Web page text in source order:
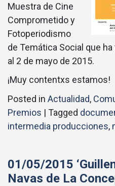
Muestra de Cine
Comprometido y
Fotoperiodismo
de Temática Social que
al 2 de mayo de 2015.
¡Muy contentxs estamos!
Posted in Actualidad,
Premios | Tagged
intermedia producciones,
01/05/2015
Navas de La